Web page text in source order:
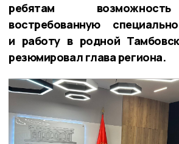
ребятам
востребованную
и работу в родной
резюмировал глава региона.